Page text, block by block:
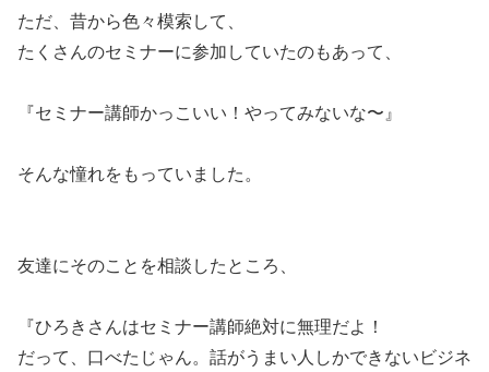
ただ、昔から色々模索して、
たくさんのセミナーに参加していたのもあって、
『セミナー講師かっこいい！やってみないな〜』
そんな憧れをもっていました。
友達にそのことを相談したところ、
『ひろきさんはセミナー講師絶対に無理だよ！
だって、口べたじゃん。話がうまい人しかできないビジネ